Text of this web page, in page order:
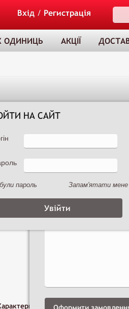
Вхід/ Регистрація
ОДИНИЦЬ АКЦІЇ
зернотуковая рядовая Астра 3,6А
Фото,
Відео
і
Оформити
НА САЙТ
пароль Запам'ятати мене